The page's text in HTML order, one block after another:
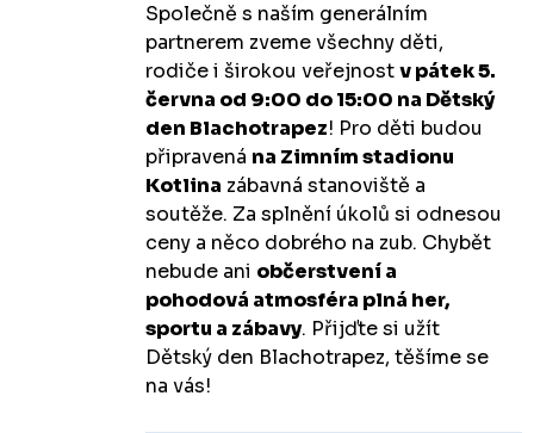
Společně s naším generálním
partnerem zveme všechny děti,
rodiče i širokou veřejnostv pátek 5.
června od 9:00 do 15:00 na Dětský
den Blachotrapez! Pro děti budou
připravená na Zimním stadionu
Kotlina zábavná stanoviště a
soutěže. Za splnění úkolů si odnesou
ceny a něco dobrého na zub. Chybět
nebude ani občerstvení a
pohodová atmosféra plná her,
sportu a zábavy. Přijďte si užít
Dětský den Blachotrapez, těšíme se
na vás!